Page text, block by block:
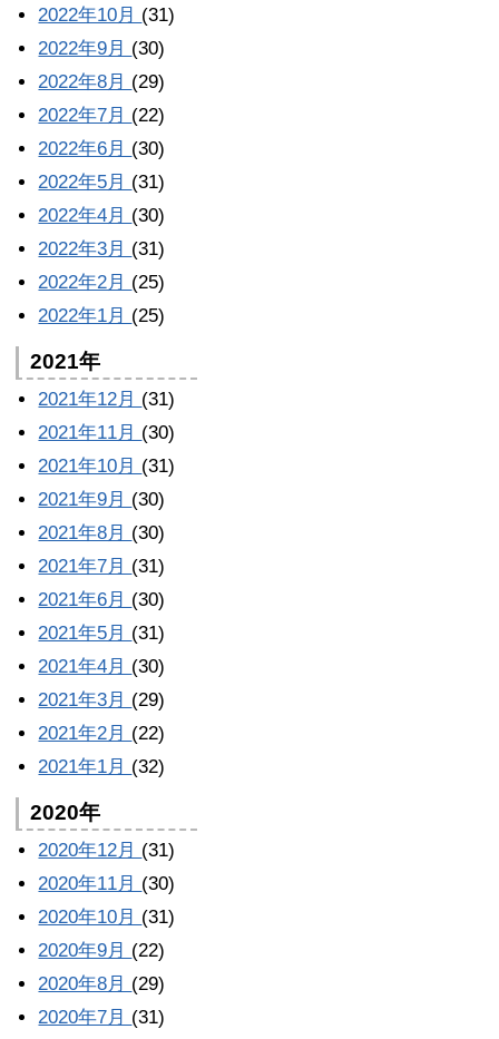
2022年10月 (31)
2022年9月 (30)
2022年8月 (29)
2022年7月 (22)
2022年6月 (30)
2022年5月 (31)
2022年4月 (30)
2022年3月 (31)
2022年2月 (25)
2022年1月 (25)
2021年
2021年12月 (31)
2021年11月 (30)
2021年10月 (31)
2021年9月 (30)
2021年8月 (30)
2021年7月 (31)
2021年6月 (30)
2021年5月 (31)
2021年4月 (30)
2021年3月 (29)
2021年2月 (22)
2021年1月 (32)
2020年
2020年12月 (31)
2020年11月 (30)
2020年10月 (31)
2020年9月 (22)
2020年8月 (29)
2020年7月 (31)